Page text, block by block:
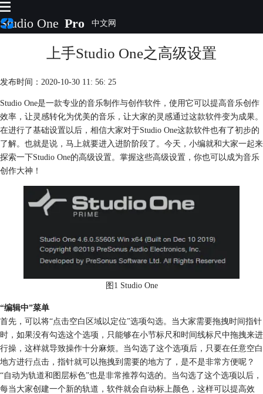
Studio One Pro
插件
视频教程
服务
购买
上手Studio One之高级设置
发布时间：2020-10-30 11: 56: 25
Studio One是一款专业的音乐制作与创作软件，使用它可以提高音乐创作
效率，让灵感转化为优美的音乐，让大家的灵感通过这款软件变为成果。
在进行了基础设置以后，相信大家对于Studio One这款软件也有了初步的
了解。也就是说，马上就要进入进阶阶段了。今天，小编就和大家一起来
探索一下Studio One的高级设置。掌握这些高级设置，你也可以成为音乐
创作大神！
图1 Studio One
“编辑中”菜单
首先，可以将“点击空白区域以定位”选项勾选。当大家需要拖拽时间指针
时，如果没有勾选这个选项，只能够在小节标尺和时间线标尺中拖拽来进
行操，这样就导致操作十分麻烦。当勾选了这个选项后，只要在任意空白
地方进行点击，指针就可以拖拽到需要的地方了，是不是非常方便呢？
“自动为轨道和图层标色”也是非常推荐勾选的。当勾选了这个选项以后，
每当大家创建一个新的轨道，软件就会自动标上颜色，这样可以提高效